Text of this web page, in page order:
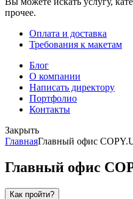
прочее.
Оплата и доставка
Требования к макетам
Блог
О компании
Написать директору
Портфолио
Контакты
Закрыть
ГлавнаяГлавный офис
Главный офис
Как пройти?